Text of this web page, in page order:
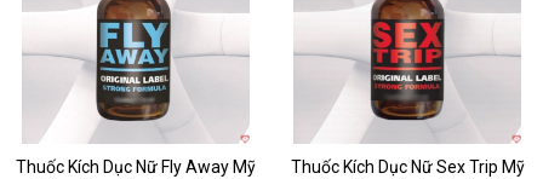
Thuốc Kích Dục Nữ Fly Away Mỹ
Thuốc Kích Dục Nữ Sex Trip Mỹ